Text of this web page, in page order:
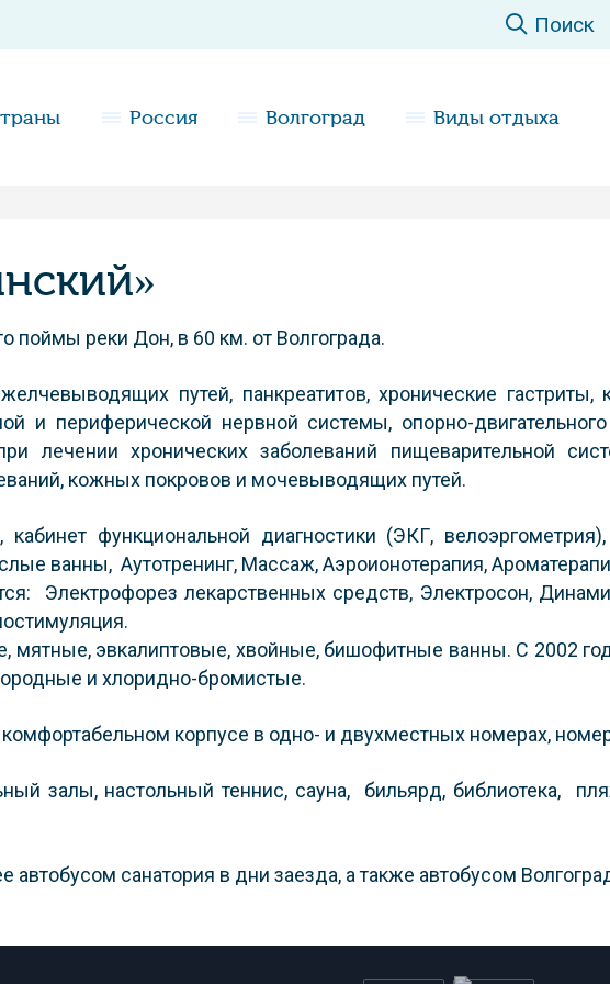
Поиск
Россия Волгоград Виды отдыха
поймы реки Дон, в 60 км. от Волгограда.
путей, панкреатитов, хронические
и периферической нервной системы, опорно-
лечении хронических заболеваний пищеварительной
кожных покровов и мочевыводящих путей.
кабинет функциональной диагностики (ЭКГ,
ванны, Аутотренинг, Массаж, Аэроионотерапия,
Электрофорез лекарственных средств, Электросон,
эвкалиптовые, хвойные, бишофитные ванны. С 2002
и хлоридно-бромистые.
корпусе в одно- и двухместных номерах,
залы, настольный теннис, сауна, бильярд, библиотека,
автобусом санатория в дни заезда, а также автобусом